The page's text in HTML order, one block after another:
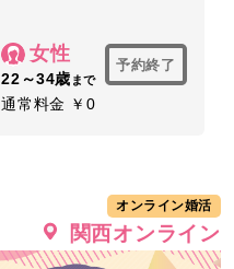
女性
22～34歳 まで
予約終了
通常料金 ￥0
オンライン婚活
関西オンライン